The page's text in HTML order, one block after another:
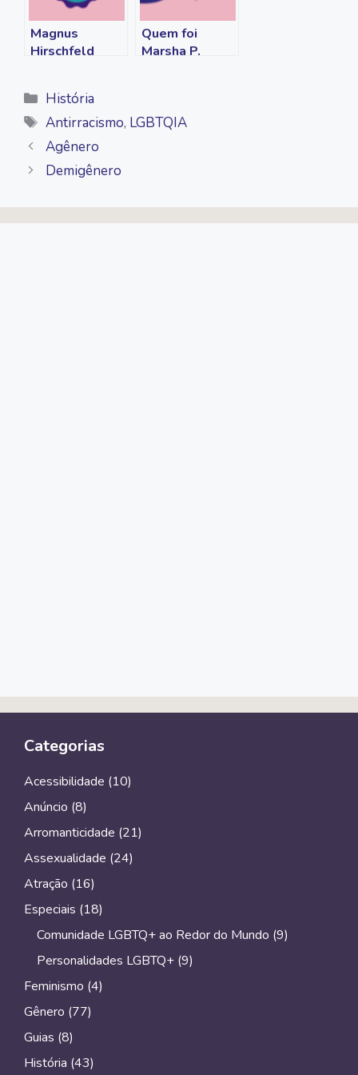
Magnus
Hirschfeld
Quem foi
Marsha P.
Categorias
História
Tags
Antirracismo, LGBTQIA
Agênero
Demigênero
Categorias
Acessibilidade (10)
Anúncio (8)
Arromanticidade (21)
Assexualidade (24)
Atração (16)
Especiais (18)
Comunidade LGBTQ+ ao Redor do Mundo (9)
Personalidades LGBTQ+ (9)
Feminismo (4)
Gênero (77)
Guias (8)
História (43)